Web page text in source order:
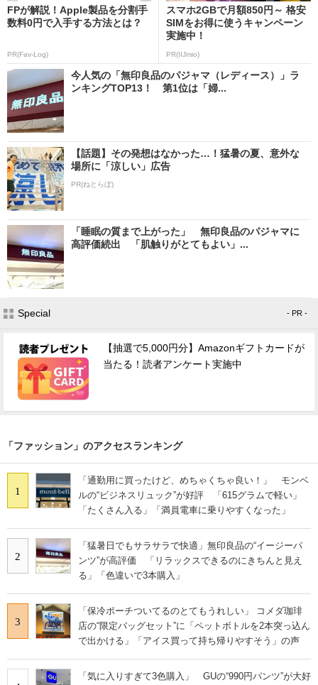
FPが解説！Apple製品を分割手
数料0円で入手する方法とは？
PR(Fav-Log)
スマホ2GBで月額850円～ 格安
SIMをお得に使うキャンペーン
実施中！
PR(IIJmio)
今人気の「無印良品のパジャマ（レディース）」ラ
ンキングTOP13！ 第1位は「婦...
【話題】その発想はなかった…！猛暑の夏、意外な
場所に「涼しい」広告
PR(ねとらぼ)
「睡眠の質まで上がった」 無印良品のパジャマに
高評価続出 「肌触りがとてもよい」...
Special - PR -
【抽選で5,000円分】Amazonギフトカードが
当たる！読者アンケート実施中
「ファッション」のアクセスランキング
1
「通勤用に買ったけど、めちゃくちゃ良い！」 モンベ
ルの“ビジネスリュック”が好評 「615グラムで軽い」
「たくさん入る」「満員電車に乗りやすくなった」
2
「猛暑日でもサラサラで快適」無印良品の“イージーパ
ンツ”が高評価 「リラックスできるのにきちんと見え
る」「色違いで3本購入」
3
「保冷ポーチついてるのとてもうれしい」 コメダ珈琲
店の“限定バッグセット”に「ペットボトルを2本突っ込ん
で出かける」「アイス買って持ち帰りやすそう」の声
「気に入りすぎて3色購入」 GUの“990円パンツ”が大好